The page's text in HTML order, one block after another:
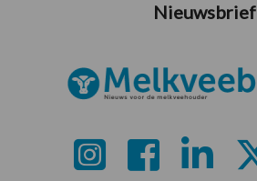
Nieuwsbrief